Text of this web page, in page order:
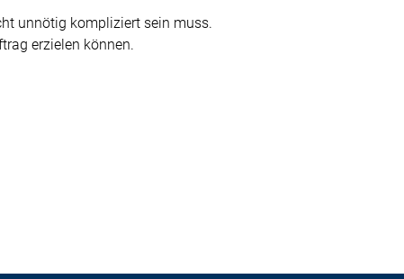
unnötig kompliziert sein muss.
erzielen können.